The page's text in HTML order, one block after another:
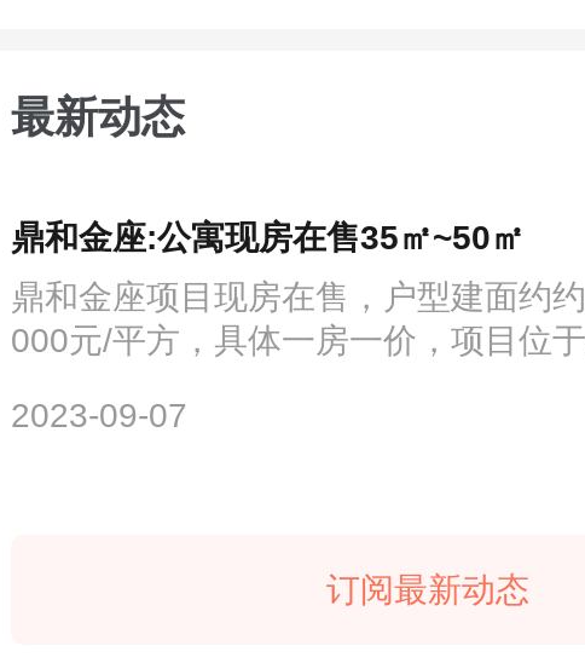
最新动态
鼎和金座:公寓现房在售35㎡~50㎡
鼎和金座项目现房在售，户型建面约
000元/平方，具体一房一价，项目位
2023-09-07
订阅最新动态